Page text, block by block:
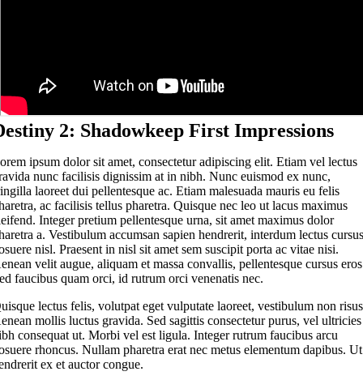
2: Shadowkeep First Impressions
ipsum dolor sit amet, consectetur adipiscing elit. Etiam vel lectus
nunc facilisis dignissim at in nibh. Nunc euismod ex nunc,
laoreet dui pellentesque ac. Etiam malesuada mauris eu felis
ac facilisis tellus pharetra. Quisque nec leo ut lacus maximus
Integer pretium pellentesque urna, sit amet maximus dolor
a. Vestibulum accumsan sapien hendrerit, interdum lectus
nisl. Praesent in nisl sit amet sem suscipit porta ac vitae nisi.
velit augue, aliquam et massa convallis, pellentesque cursus
faucibus quam orci, id rutrum orci venenatis nec.
lectus felis, volutpat eget vulputate laoreet, vestibulum non
mollis luctus gravida. Sed sagittis consectetur purus, vel ultricies
consequat ut. Morbi vel est ligula. Integer rutrum faucibus arcu
rhoncus. Nullam pharetra erat nec metus elementum dapibus. Ut
ex et auctor congue.